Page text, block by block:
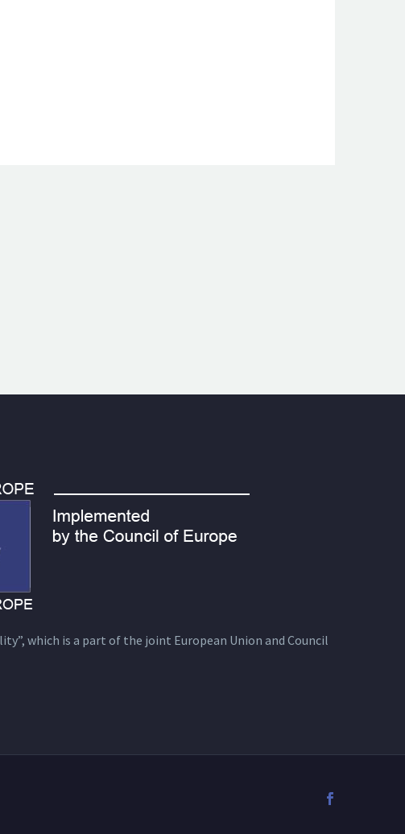
which is a part of the joint European Union and Council